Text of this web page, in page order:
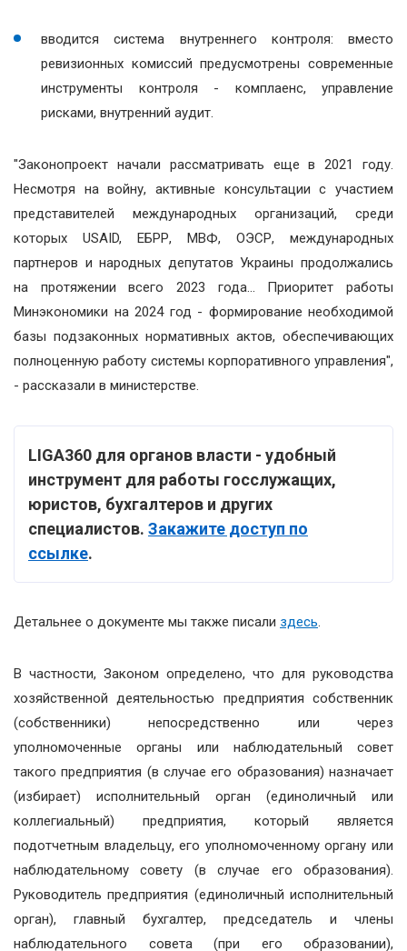
вводится система внутреннего контроля: вместо
ревизионных комиссий предусмотрены современные
инструменты контроля - комплаенс, управление
рисками, внутренний аудит.
"Законопроект начали рассматривать еще в 2021 году.
Несмотря на войну, активные консультации с участием
представителей международных организаций, среди
которых USAID, ЕБРР, МВФ, ОЭСР, международных
партнеров и народных депутатов Украины продолжались
на протяжении всего 2023 года... Приоритет работы
Минэкономики на 2024 год - формирование необходимой
базы подзаконных нормативных актов, обеспечивающих
полноценную работу системы корпоративного управления",
- рассказали в министерстве.
LIGA360 для органов власти - удобный
инструмент для работы госслужащих,
юристов, бухгалтеров и других
специалистов. Закажите доступ по
ссылке.
Детальнее о документе мы также писали здесь.
В частности, Законом определено, что для руководства
хозяйственной деятельностью предприятия собственник
(собственники) непосредственно или через
уполномоченные органы или наблюдательный совет
такого предприятия (в случае его образования) назначает
(избирает) исполнительный орган (единоличный или
коллегиальный) предприятия, который является
подотчетным владельцу, его уполномоченному органу или
наблюдательному совету (в случае его образования).
Руководитель предприятия (единоличный исполнительный
орган), главный бухгалтер, председатель и члены
наблюдательного совета (при его образовании),